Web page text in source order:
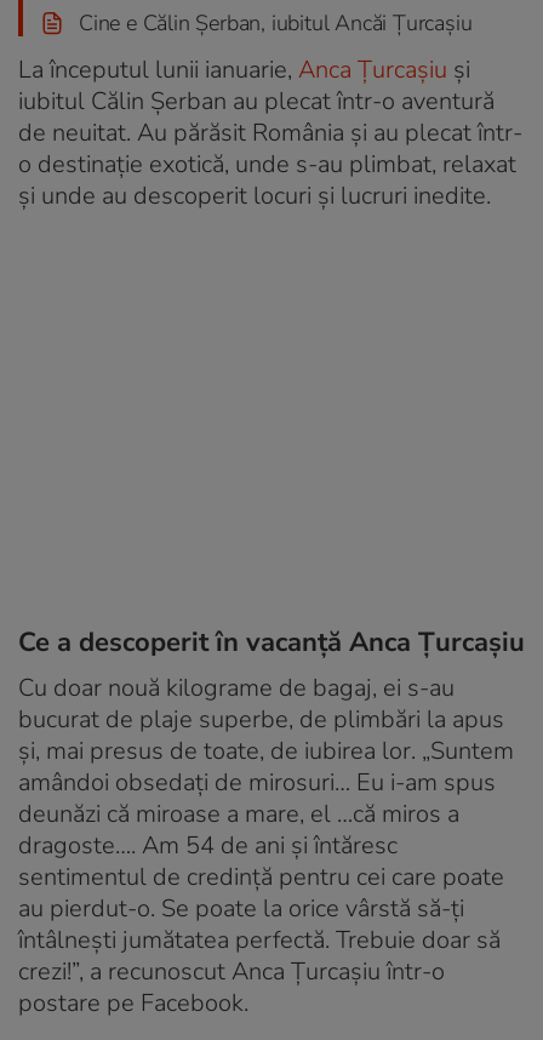
Cine e Călin Șerban, iubitul Ancăi Țurcașiu
La începutul lunii ianuarie, Anca Țurcașiu și
iubitul Călin Șerban au plecat într-o aventură
de neuitat. Au părăsit România și au plecat într-
o destinație exotică, unde s-au plimbat, relaxat
și unde au descoperit locuri și lucruri inedite.
Ce a descoperit în vacanță Anca Țurcașiu
Cu doar nouă kilograme de bagaj, ei s-au
bucurat de plaje superbe, de plimbări la apus
și, mai presus de toate, de iubirea lor. „Suntem
amândoi obsedați de mirosuri… Eu i-am spus
deunăzi că miroase a mare, el …că miros a
dragoste…. Am 54 de ani și întăresc
sentimentul de credință pentru cei care poate
au pierdut-o. Se poate la orice vârstă să-ți
întâlnești jumătatea perfectă. Trebuie doar să
crezi!”, a recunoscut Anca Țurcașiu într-o
postare pe Facebook.